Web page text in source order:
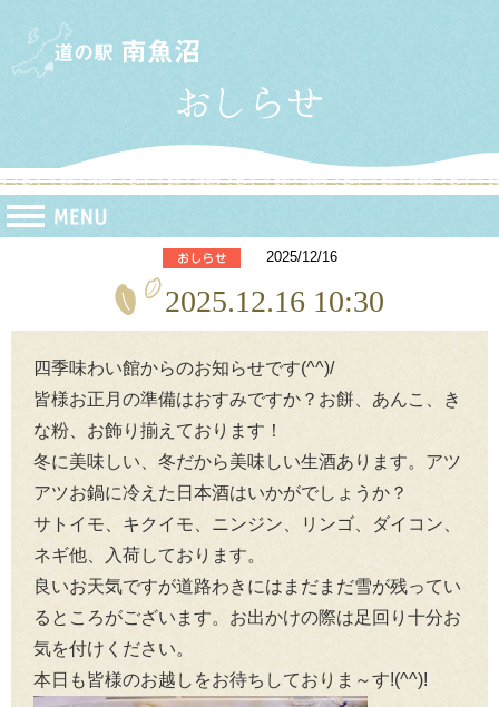
2025/12/16
2025.12.16 10:30
四季味わい館からのお知らせです(^^)/
皆様お正月の準備はおすみですか？お餅、あんこ、き
な粉、お飾り揃えております！
冬に美味しい、冬だから美味しい生酒あります。アツ
アツお鍋に冷えた日本酒はいかがでしょうか？
サトイモ、キクイモ、ニンジン、リンゴ、ダイコン、
ネギ他、入荷しております。
良いお天気ですが道路わきにはまだまだ雪が残ってい
るところがございます。お出かけの際は足回り十分お
気を付けください。
本日も皆様のお越しをお待ちしておりま～す!(^^)!